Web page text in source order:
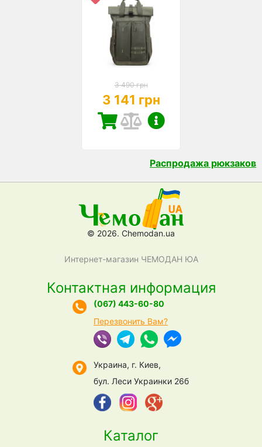
3 490 грн
3 141 грн
Распродажа рюкзаков
© 2026. Chemodan.ua
Интернет-магазин ЧЕМОДАН ЮА
Каталог
Контактная информация
(067) 443-60-80
Перезвонить Вам?
Украина, г. Киев,
бул. Леси Украинки 26б